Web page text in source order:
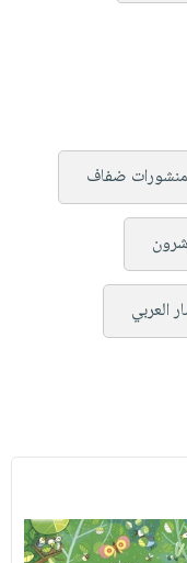
منشورات ضفاف
العربي